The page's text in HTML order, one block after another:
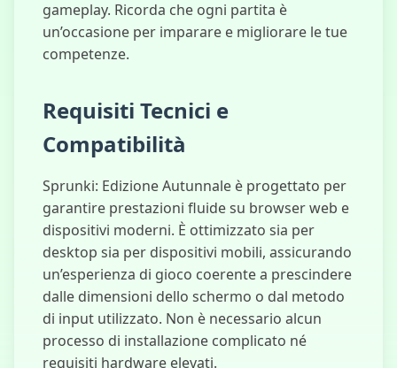
gameplay. Ricorda che ogni partita è
un’occasione per imparare e migliorare le tue
competenze.
Requisiti Tecnici e
Compatibilità
Sprunki: Edizione Autunnale è progettato per
garantire prestazioni fluide su browser web e
dispositivi moderni. È ottimizzato sia per
desktop sia per dispositivi mobili, assicurando
un’esperienza di gioco coerente a prescindere
dalle dimensioni dello schermo o dal metodo
di input utilizzato. Non è necessario alcun
processo di installazione complicato né
requisiti hardware elevati.